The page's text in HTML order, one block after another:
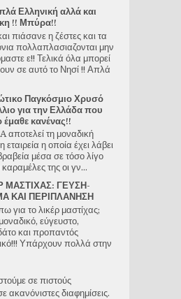
Ελληνική αλλά και
!! Μπύρα!!
πιάσανε η ζέστες και τα
πολλαπλασιαζονται μην
ε!! Τελικά όλα μπορεί
σε αυτό το Νησί !! Απλά
Παγκόσμιο Χρυσό
για την Ελλάδα που
έμαθε κανένας!!
αποτελεί τη μοναδική
εταιρεία η οποία έχει λάβει
μέσα σε τόσο λίγο
της οι γν...
ΜΑΣΤΙΧΑΣ: ΓΕΥΣΗ-
ΚΑΙ ΠΕΡΙΠΛΑΝΗΣΗ
για το λικέρ μαστίχας;
εύγευστο,
και προπαντός
Υπάρχουν πολλά στην
σε πιστούς
ακανόνιστες διαφημίσεις.